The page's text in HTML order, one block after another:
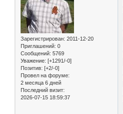
Зарегистрирован: 2011-12-20
Приглашений: 0
Сообщений: 5769
Уважение: [+1291/-0]
Позитив: [+2/-0]
Провел на форуме:
2 месяца 6 дней
Последний визит:
2026-07-15 18:59:37